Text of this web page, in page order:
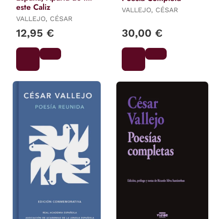
este Caliz
VALLEJO, CÉSAR
12,95 €
VALLEJO, CÉSAR
30,00 €